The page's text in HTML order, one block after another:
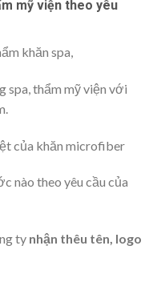
mỹ viện theo yêu
khăn spa,
spa, thẩm mỹ viện với
của khăn microfiber
nào theo yêu cầu của
ty nhận thêu tên, logo